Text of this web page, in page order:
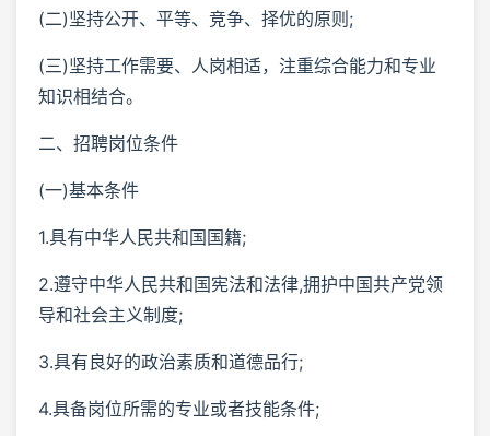
(二)坚持公开、平等、竞争、择优的原则;
(三)坚持工作需要、人岗相适，注重综合能力和专业
知识相结合。
二、招聘岗位条件
(一)基本条件
1.具有中华人民共和国国籍;
2.遵守中华人民共和国宪法和法律,拥护中国共产党领
导和社会主义制度;
3.具有良好的政治素质和道德品行;
4.具备岗位所需的专业或者技能条件;